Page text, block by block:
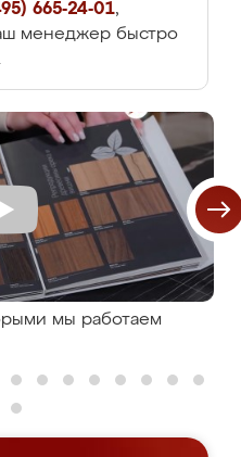
665-24-01,
менеджер быстро
мы работаем